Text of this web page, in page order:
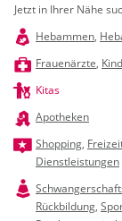
Jetzt in Ihrer Nähe
Hebammen,
Frauenärzte,
Kitas
Apotheken
Shopping,
Dienstleistungen
Rückbildung,